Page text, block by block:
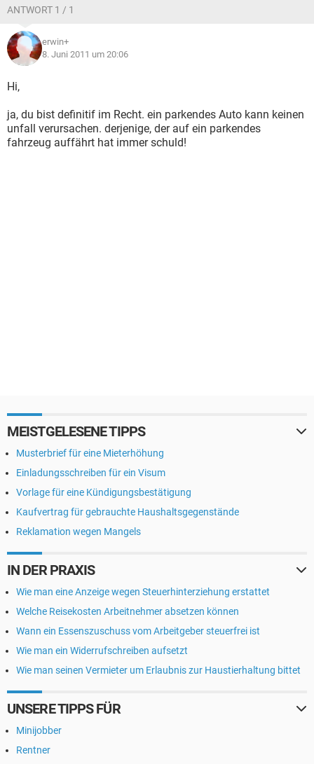
ANTWORT 1 / 1
erwin+
8. Juni 2011 um 20:06
Hi,
ja, du bist definitif im Recht. ein parkendes Auto kann keinen
unfall verursachen. derjenige, der auf ein parkendes
fahrzeug auffährt hat immer schuld!
MEISTGELESENE TIPPS
Musterbrief für eine Mieterhöhung
Einladungsschreiben für ein Visum
Vorlage für eine Kündigungsbestätigung
Kaufvertrag für gebrauchte Haushaltsgegenstände
Reklamation wegen Mangels
IN DER PRAXIS
Wie man eine Anzeige wegen Steuerhinterziehung erstattet
Welche Reisekosten Arbeitnehmer absetzen können
Wann ein Essenszuschuss vom Arbeitgeber steuerfrei ist
Wie man ein Widerrufschreiben aufsetzt
Wie man seinen Vermieter um Erlaubnis zur Haustierhaltung bittet
UNSERE TIPPS FÜR
Minijobber
Rentner